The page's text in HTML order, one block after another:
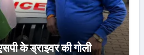
के ड्राइवर की गोली